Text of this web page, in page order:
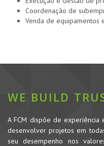
Coordenação de
Venda de equipamentos
WE BUILD
A FCM dispõe de experiência
desenvolver projetos em
seu desempenho nos